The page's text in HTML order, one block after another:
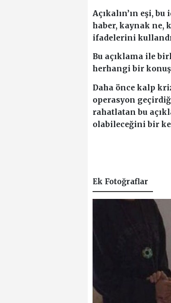
Açıkalın’ın eşi,
haber, kaynak ne,
ifadelerini
Bu açıklama ile
herhangi bir
Daha önce kalp
operasyon
rahatlatan bu
olabileceğini bir
Ek Fotoğraflar